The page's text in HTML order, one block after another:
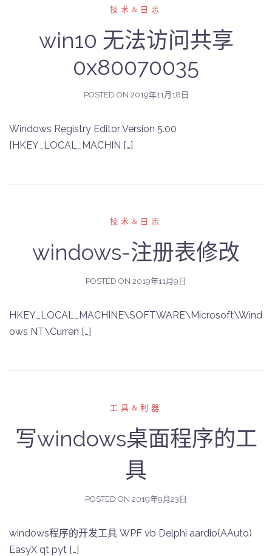
技术&日志
win10 无法访问共享
0x80070035
POSTED ON 2019年11月18日
Windows Registry Editor Version 5.00
[HKEY_LOCAL_MACHIN […]
技术&日志
windows-注册表修改
POSTED ON 2019年11月9日
HKEY_LOCAL_MACHINE\SOFTWARE\Microsoft\Wind
ows NT\Curren […]
工具&利器
写windows桌面程序的工
具
POSTED ON 2019年9月23日
windows程序的开发工具 WPF vb Delphi aardio(AAuto)
EasyX qt pyt […]